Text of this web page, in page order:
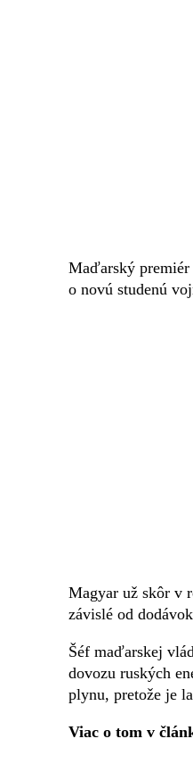
Maďarský
o novú studenú
Magyar už skôr v
závislé od
Šéf maďarskej
dovozu ruských
plynu, pretože je
Viac o tom v